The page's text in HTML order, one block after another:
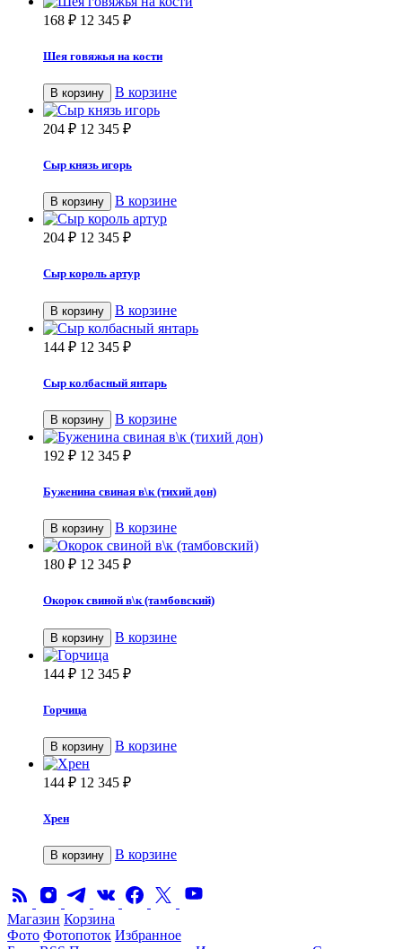
168 ₽ 12 345 ₽
Шея говяжья на кости
В корзину В корзине
204 ₽ 12 345 ₽
Сыр князь игорь
В корзину В корзине
204 ₽ 12 345 ₽
Сыр король артур
В корзину В корзине
144 ₽ 12 345 ₽
Сыр колбасный янтарь
В корзину В корзине
192 ₽ 12 345 ₽
Буженина свиная в\к (тихий дон)
В корзину В корзине
180 ₽ 12 345 ₽
Окорок свиной в\к (тамбовский)
В корзину В корзине
144 ₽ 12 345 ₽
Горчица
В корзину В корзине
144 ₽ 12 345 ₽
Хрен
В корзину В корзине
Магазин Корзина
Фото Фотопоток Избранное